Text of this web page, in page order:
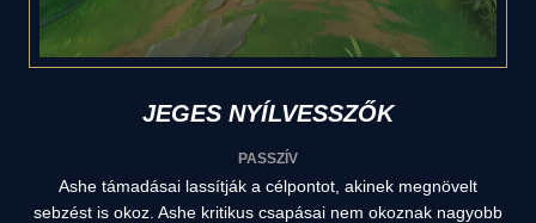
JEGES NYÍLVESSZŐK
PASSZÍV
Ashe támadásai lassítják a célpontot, akinek megnövelt
sebzést is okoz. Ashe kritikus csapásai nem okoznak nagyobb